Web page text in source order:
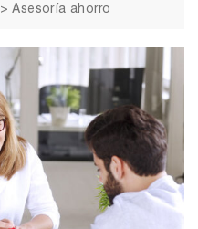
>Asesoría ahorro